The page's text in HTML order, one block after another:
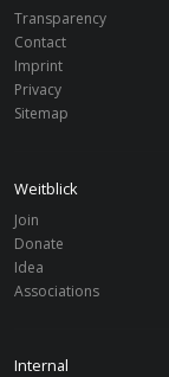
Transparency
Contact
Imprint
Privacy
Sitemap
Weitblick
Join
Donate
Idea
Associations
Internal